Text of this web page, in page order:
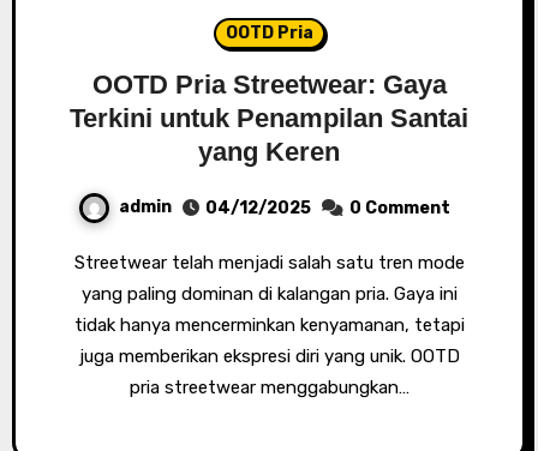
OOTD Pria
OOTD Pria Streetwear: Gaya
Terkini untuk Penampilan Santai
yang Keren
admin 04/12/2025 0 Comment
Streetwear telah menjadi salah satu tren mode
yang paling dominan di kalangan pria. Gaya ini
tidak hanya mencerminkan kenyamanan, tetapi
juga memberikan ekspresi diri yang unik. OOTD
pria streetwear menggabungkan…